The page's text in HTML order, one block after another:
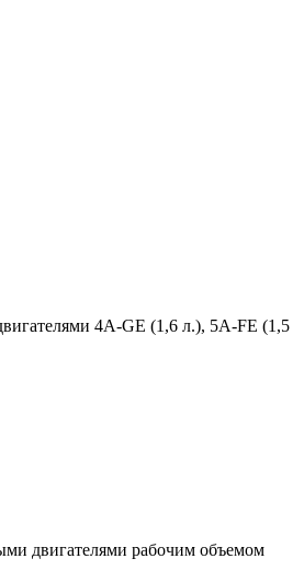
4A-GE (1,6 л.), 5A-FE (1,5
двигателями рабочим объемом